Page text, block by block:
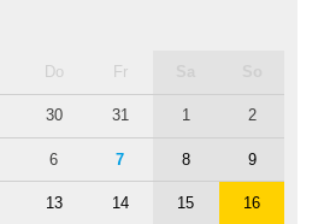
Do Fr
30 31 1 2
6 7 8 9
13 14 15 16